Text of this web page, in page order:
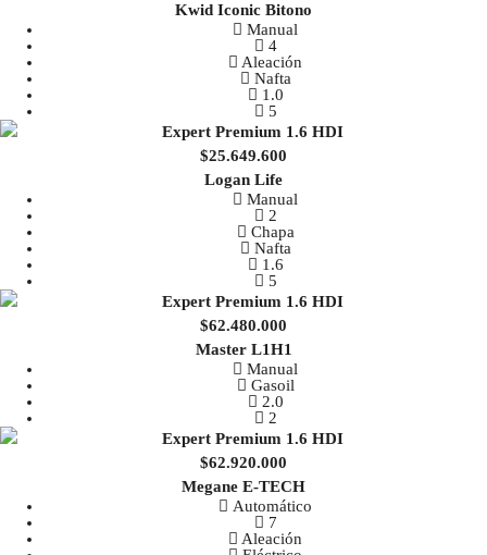
Kwid Iconic Bitono
Manual
4
Aleación
Nafta
1.0
5
$25.649.600
Logan Life
Manual
2
Chapa
Nafta
1.6
5
$62.480.000
Master L1H1
Manual
Gasoil
2.0
2
$62.920.000
Megane E-TECH
Automático
7
Aleación